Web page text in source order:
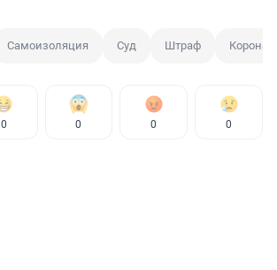
Самоизоляция Суд Штраф
0 0 0 0